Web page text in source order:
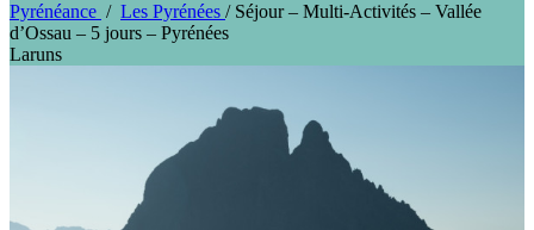
Pyrénéance / Les Pyrénées / Séjour – Multi-Activités – Vallée
d’Ossau – 5 jours – Pyrénées
Laruns